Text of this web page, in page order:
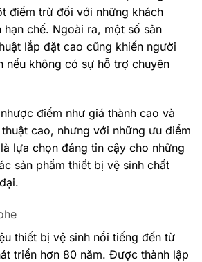
điểm trừ đối với những khách
hạn chế. Ngoài ra, một số sản
lắp đặt cao cũng khiến người
nếu không có sự hỗ trợ chuyên
điểm như giá thành cao và
cao, nhưng với những ưu điểm
lựa chọn đáng tin cậy cho những
sản phẩm thiết bị vệ sinh chất
thiết bị vệ sinh nổi tiếng đến từ
triển hơn 80 năm. Được thành lập